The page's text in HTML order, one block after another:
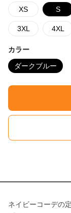
XS S
3XL 4XL
カラー
ダークブルー
ネイビーコーデの